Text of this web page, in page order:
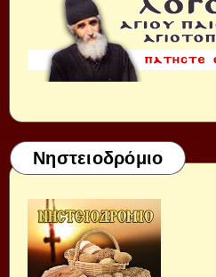
Νηστειοδρόμιο